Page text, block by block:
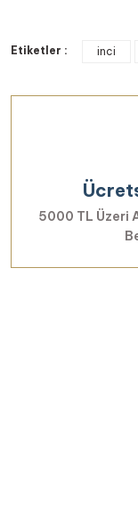
Görüş ve
Ürün
Bu ürüne
Etiketler : inci
5000 TL Üzeri